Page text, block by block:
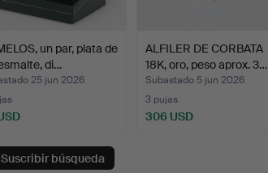
un par, plata de
di…
25 jun 2026
ALFILER DE CORBATA
18K, oro, peso aprox. 3…
Subastado 5 jun 2026
3 pujas
306 USD
Suscribir búsqueda